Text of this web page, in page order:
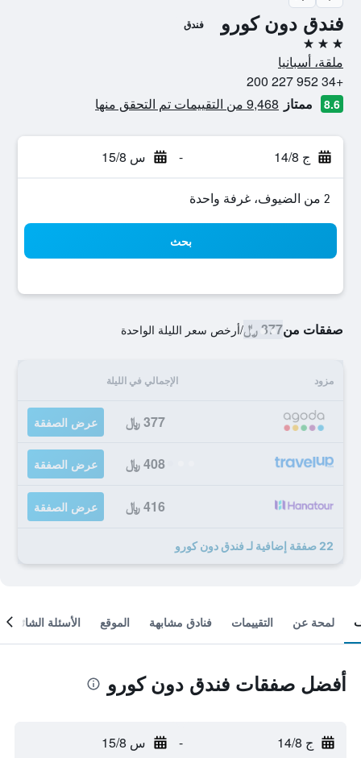
فندق دون كورو فندق
3 نجوم
ملقة، أسبانيا
+34 952 227 200
8.6 ممتاز 9,468 من التقييمات تم التحقق منها
ج 14/8 - س 15/8
2 من الضيوف، غرفة واحدة
بحث
صفقات من377 ﷼ /أرخص سعر الليلة الواحدة
مزود الإجمالي في الليلة
377 ﷼ عرض الصفقة
408 ﷼ عرض الصفقة
416 ﷼ عرض الصفقة
22 صفقة إضافية لـ فندق دون كورو
لمحة عن التقييمات فنادق مشابهة الموقع الأسئلة الشائعة
أفضل صفقات فندق دون كورو
ج 14/8 - س 15/8